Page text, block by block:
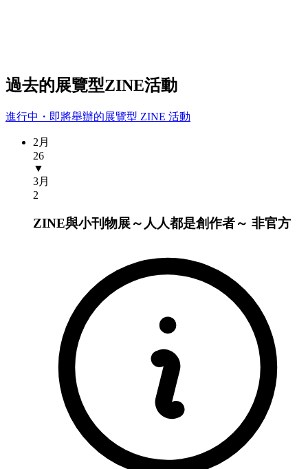
過去的展覽型ZINE活動
進行中・即將舉辦的展覽型 ZINE 活動
2月
26
▼
3月
2
ZINE與小刊物展～人人都是創作者～ 非官方